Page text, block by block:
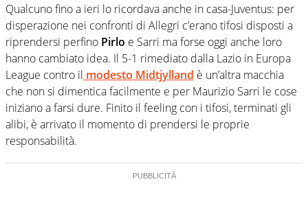
Qualcuno fino a ieri lo ricordava anche in casa-Juventus: per
disperazione nei confronti di Allegri c’erano tifosi disposti a
riprendersi perfino Pirlo e Sarri ma forse oggi anche loro
hanno cambiato idea. Il 5-1 rimediato dalla Lazio in Europa
League contro il modesto Midtjylland è un’altra macchia
che non si dimentica facilmente e per Maurizio Sarri le cose
iniziano a farsi dure. Finito il feeling con i tifosi, terminati gli
alibi, è arrivato il momento di prendersi le proprie
responsabilità.